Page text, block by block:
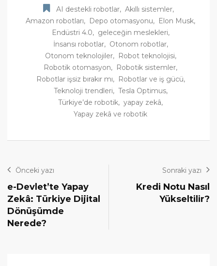
AI destekli robotlar, Akıllı sistemler,
Amazon robotları, Depo otomasyonu, Elon Musk,
Endüstri 4.0, geleceğin meslekleri,
İnsansı robotlar, Otonom robotlar,
Otonom teknolojiler, Robot teknolojisi,
Robotik otomasyon, Robotik sistemler,
Robotlar işsiz bırakır mı, Robotlar ve iş gücü,
Teknoloji trendleri, Tesla Optimus,
Türkiye’de robotik, yapay zekâ,
Yapay zekâ ve robotik
Önceki yazı
e-Devlet’te Yapay
Zekâ: Türkiye Dijital
Dönüşümde
Nerede?
Sonraki yazı
Kredi Notu Nasıl
Yükseltilir?